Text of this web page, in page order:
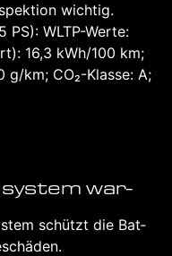
wich­tig.
PS): WLTP-Wer­te:
16,3 kWh/100 km;
g/km; CO₂-Klas­se: A;
war­
schützt die Bat­